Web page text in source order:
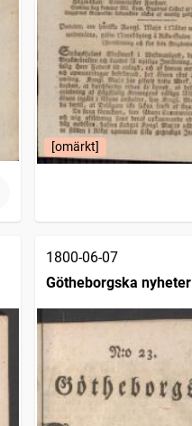
[omärkt]
1800-06-07
Götheborgska nyheter